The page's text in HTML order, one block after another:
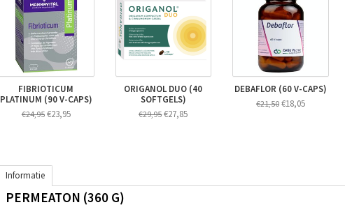
FIBRIOTICUM
PLATINUM (90 V-CAPS)
€24,95€23,95
ORIGANOL DUO (40
SOFTGELS)
€29,95€27,85
DEBAFLOR (60 V-CAPS)
€21,50€18,05
Informatie
PERMEATON (360 G)